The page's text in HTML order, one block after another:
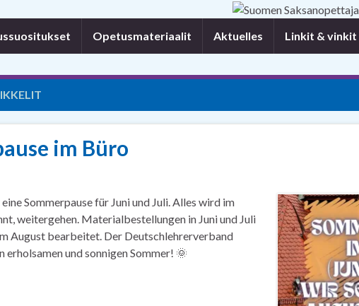
Opetusmateriaalit Aktuelles Linkit & vinkit
im Büro
Sommerpause für Juni und Juli. Alles wird im
weitergehen. Materialbestellungen in Juni und Juli
August bearbeitet. Der Deutschlehrerverband
erholsamen und sonnigen Sommer! 🌞